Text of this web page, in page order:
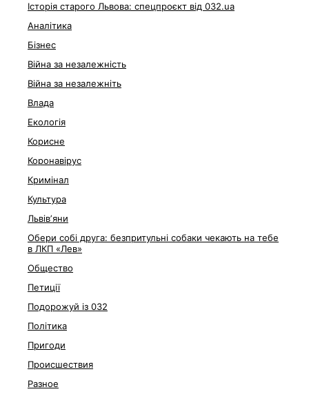
Історія старого Львова: спецпроєкт від 032.ua
Аналітика
Бізнес
Війна за незалежність
Війна за незалежніть
Влада
Екологія
Корисне
Коронавірус
Кримінал
Культура
Львівʼяни
Обери собі друга: безпритульні собаки чекають на тебе
в ЛКП «Лев»
Общество
Петиції
Подорожуй із 032
Політика
Пригоди
Происшествия
Разное